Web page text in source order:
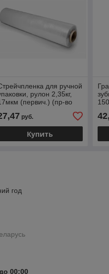
для ручной
рулон 2,35кг,
(первич.) (пр-во
руб.
Купить
год
00:00